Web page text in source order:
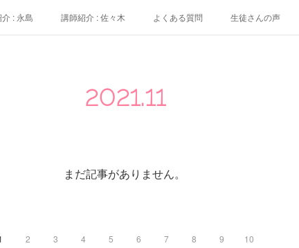
: 永島 講師紹介 : 佐々木 よくある質問 生徒さんの声
2021.11
まだ記事がありません。
2 3 4 5 6 7 8 9 10